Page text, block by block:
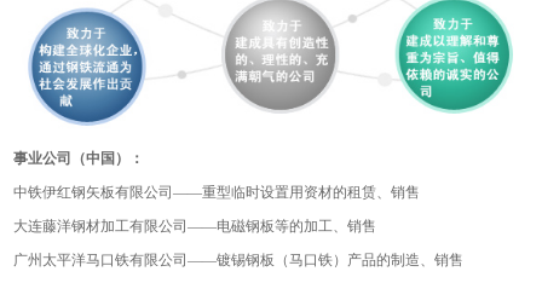
事业公司（中国）：
中铁伊红钢矢板有限公司——重型临时设置用资材的租赁、销售
大连藤洋钢材加工有限公司——电磁钢板等的加工、销售
广州太平洋马口铁有限公司——镀锡钢板（马口铁）产品的制造、销售